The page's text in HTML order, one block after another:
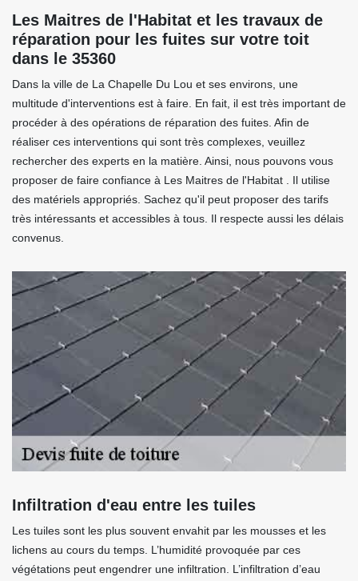
Les Maitres de l'Habitat et les travaux de
réparation pour les fuites sur votre toit
dans le 35360
Dans la ville de La Chapelle Du Lou et ses environs, une
multitude d'interventions est à faire. En fait, il est très important de
procéder à des opérations de réparation des fuites. Afin de
réaliser ces interventions qui sont très complexes, veuillez
rechercher des experts en la matière. Ainsi, nous pouvons vous
proposer de faire confiance à Les Maitres de l'Habitat . Il utilise
des matériels appropriés. Sachez qu'il peut proposer des tarifs
très intéressants et accessibles à tous. Il respecte aussi les délais
convenus.
Infiltration d'eau entre les tuiles
Les tuiles sont les plus souvent envahit par les mousses et les
lichens au cours du temps. L’humidité provoquée par ces
végétations peut engendrer une infiltration. L’infiltration d’eau